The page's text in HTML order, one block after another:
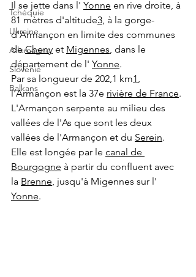
Tchéquie
Ukraine
Allemagne
Slovenie
Balkans
Il se jette dans l' Yonne en rive droite, à
81 mètres d'altitude3, à la gorge-
d'Armançon en limite des communes
de Cheny et Migennes, dans le
département de l' Yonne.
Par sa longueur de 202,1 km1,
l'Armançon est la 37e rivière de France.
L'Armançon serpente au milieu des
vallées de l'As que sont les deux
vallées de l'Armançon et du Serein.
Elle est longée par le canal de
Bourgogne à partir du confluent avec
la Brenne, jusqu'à Migennes sur l'
Yonne.